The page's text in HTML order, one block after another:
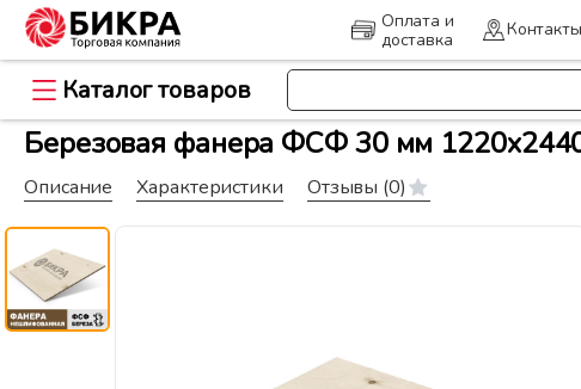
Оплата и
доставка
Контакты
Каталог товаров
Березовая фанера ФСФ 30 мм
Описание Характеристики Отзывы (0)